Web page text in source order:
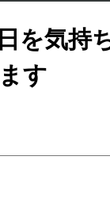
を気持
す